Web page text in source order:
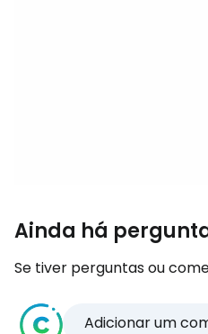
Ainda há
Se tiver perguntas ou
Adicionar um